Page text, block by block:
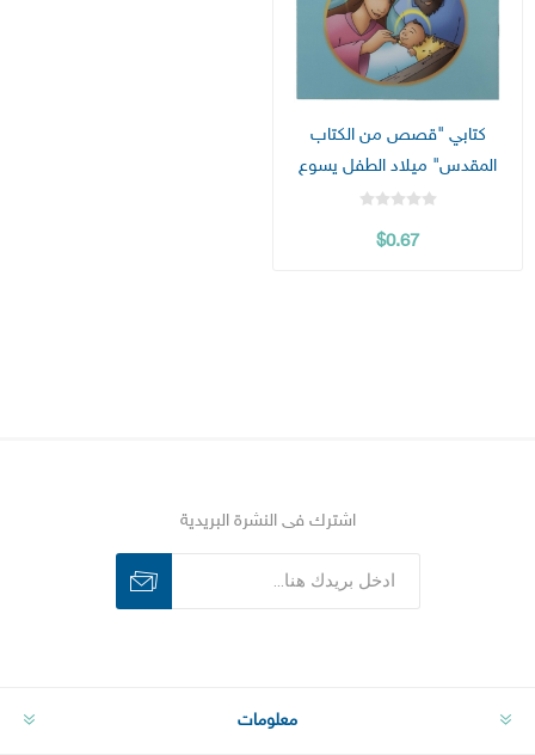
كتابي "قصص من الكتاب
المقدس" ميلاد الطفل يسوع
$0.67
اشترك فى النشرة البريدية
معلومات